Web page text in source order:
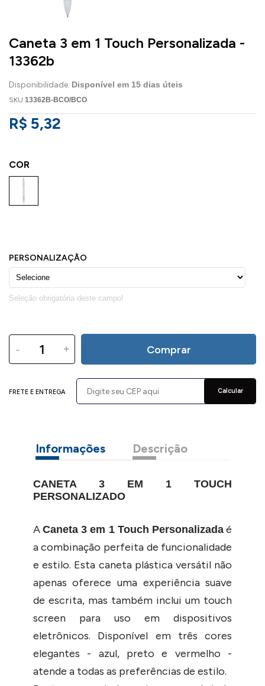
Caneta 3 em 1 Touch Personalizada -
13362b
Disponibilidade: Disponível em 15 dias úteis
SKU 13362B-BCO/BCO
R$ 5,32
COR
- + Comprar
FRETE E ENTREGA Calcular
Informações Descrição
CANETA 3 EM 1 TOUCH
PERSONALIZADO
A Caneta 3 em 1 Touch Personalizada é
a combinação perfeita de funcionalidade
e estilo. Esta caneta plástica versátil não
apenas oferece uma experiência suave
de escrita, mas também inclui um touch
screen para uso em dispositivos
eletrônicos. Disponível em três cores
elegantes - azul, preto e vermelho -
atende a todas as preferências de estilo.